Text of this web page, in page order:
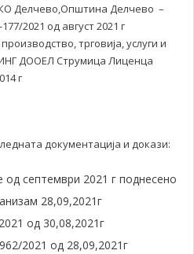
Делчево,Општина Делчево –
2021 од август 2021 г
трговија, услуги и
ДООЕЛ Струмица Лиценца
г
документација и докази:
септември 2021 г поднесено
28,09,2021г
од 30,08,2021г
2021 од 28,09,2021г